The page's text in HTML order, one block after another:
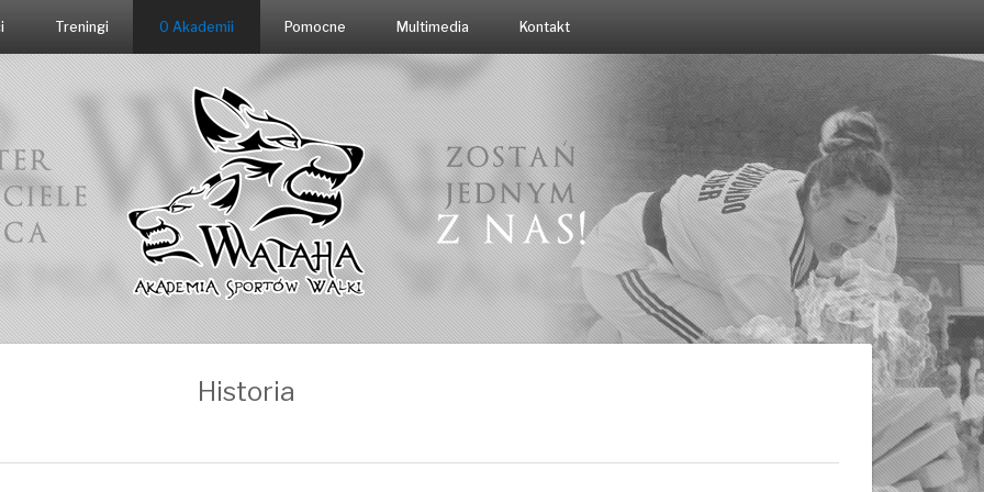
Treningi O Akademii Pomocne Multimedia Kontakt
Historia